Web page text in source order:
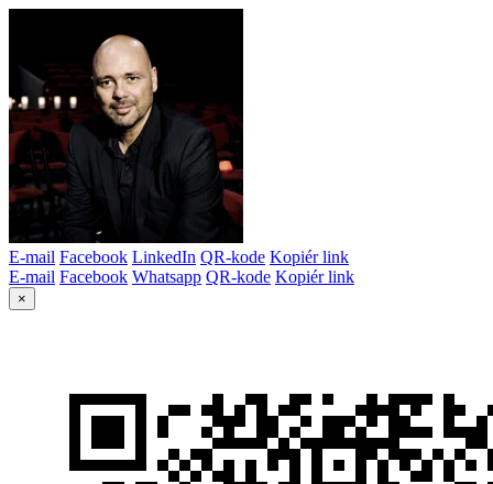
E-mail Facebook LinkedIn QR-kode Kopiér link
E-mail Facebook Whatsapp QR-kode Kopiér link
×